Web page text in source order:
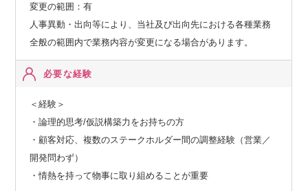
変更の範囲：有
人事異動・出向等により、当社及び出向先における各種業務
全般の範囲内で業務内容が変更になる場合があります。
必要な経験
＜経験＞
・論理的思考/仮説構築力をお持ちの方
・顧客対応、複数のステークホルダー間の調整経験（営業／
開発問わず）
・情熱を持って物事に取り組めることが重要